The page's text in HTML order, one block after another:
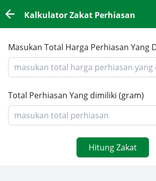
Kalkulator Zakat Perhiasan
Masukan Total Harga Perhiasan Yang
Total Perhiasan Yang dimiliki (gram)
Hitung Zakat